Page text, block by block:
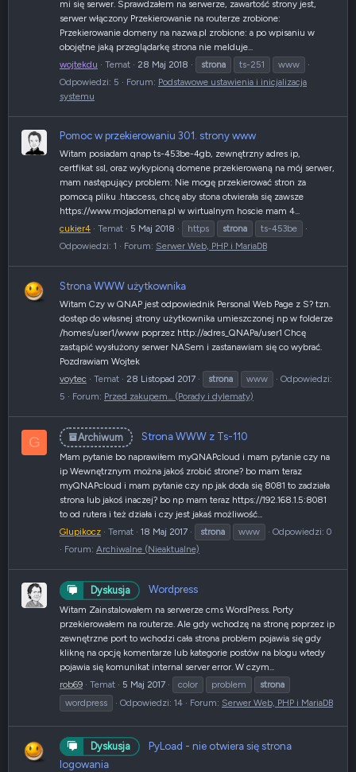
mi się serwer. Sprawdzałem na serwerze, zawartość strony jest,
serwer włączony Przekierowanie na routerze zrobione:
Przekierowanie domeny na nazwa.pl zrobione: a po wpisaniu w
obojętne jaką przeglądarkę strona nie melduje...
wojtekdu
Temat 28 Maj 2018 strona ts-251
www
Odpowiedzi: 5
Forum: Podstawowe ustawienia i inicjalizacja
systemu
Pomoc w przekierowaniu 301. strony www
Witam posiadam qnap ts-453be-4gb, zewnętrzny adres ip,
certfikat ssl, oraz wykypioną domene przekierowaną na mój serwer,
mam następujący problem: Nie mogę przekierować stron za
pomocą pliku .htaccess, chcę aby stona otwierała się zawsze
https://www.mojadomena.pl w wirtualnym hoscie mam 4...
cukier4
Temat 5 Maj 2018 https strona
ts-453be
Odpowiedzi: 1
Forum: Serwer Web, PHP i MariaDB
Strona WWW użytkownika
Witam Czy w QNAP jest odpowiednik Personal Web Page z S? tzn.
dostęp do własnej strony użytkownika umieszczonej np w folderze
/homes/user1/www poprzez http://adres_QNAPa/user1 Chcę
zastąpić wysłużony serwer NASem i zastanawiam się co wybrać.
Pozdrawiam Wojtek
voytec
Temat 28 Listopad 2017 strona www
Odpowiedzi:
5
Forum: Przed zakupem... (Porady i dylematy)
G Archiwum Strona WWW z Ts-110
Mam pytanie bo naprawiłem myQNAPcloud i mam pytanie czy na
ip Wewnętrznym można jakoś zrobić strone? bo mam teraz
myQNAPcloud i mam pytanie czy np jak doda się 8081 to zadziała
strona lub jakoś inaczej? bo np mam teraz https://192.168.1.5:8081
to od rutera i też działa i czy jest jakaś możliwość...
Glupikocz
Temat 18 Maj 2017 strona www
Odpowiedzi: 0
Forum: Archiwalne (Nieaktualne)
Dyskusja Wordpress
Witam Zainstalowałem na serwerze cms WordPress. Porty
przekierowałem na routerze. Ale gdy wchodzę na stronę poprzez ip
zewnętrzne port to wchodzi cała strona problem pojawia się gdy
kliknę na opcję komentarze lub kategorie postów na blogu wtedy
pojawia się komunikat internal server error. W czym...
rob69
Temat 5 Maj 2017 color problem
strona
wordpress
Odpowiedzi: 14 Forum: Serwer Web, PHP i MariaDB
Dyskusja
PyLoad - nie otwiera się strona
logowania